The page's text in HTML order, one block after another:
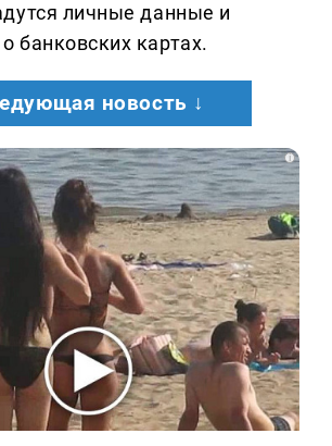
личные данные и
банковских картах.
новость ↓
i